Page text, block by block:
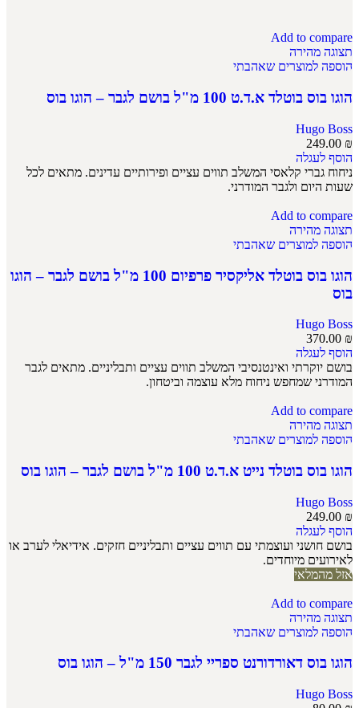
Add to compare
תצוגה מהירה
הוספה למוצרים שאהבתי
הוגו בוס בוטלד א.ד.ט 100 מ"ל בושם לגבר – הוגו בוס
Hugo Boss
249.00 ₪
הוסף לעגלה
ניחוח גברי קלאסי המשלב תווים עציים ופירותיים עדינים. מתאים לכל
שעות היום ולגבר המודרני.
Add to compare
תצוגה מהירה
הוספה למוצרים שאהבתי
הוגו בוס בוטלד אליקסיר פרפיום 100 מ"ל בושם לגבר – הוגו
בוס
Hugo Boss
370.00 ₪
הוסף לעגלה
בושם יוקרתי ואינטנסיבי המשלב תווים עציים ותבליניים. מתאים לגבר
המודרני שמחפש ניחוח מלא עוצמה וביטחון.
Add to compare
תצוגה מהירה
הוספה למוצרים שאהבתי
הוגו בוס בוטלד נייט א.ד.ט 100 מ"ל בושם לגבר – הוגו בוס
Hugo Boss
249.00 ₪
הוסף לעגלה
בושם חושני ועוצמתי עם תווים עציים ותבליניים חזקים. אידיאלי לערב או
לאירועים מיוחדים.
אזל מהמלאי
Add to compare
תצוגה מהירה
הוספה למוצרים שאהבתי
הוגו בוס דאורדורנט ספריי לגבר 150 מ"ל – הוגו בוס
Hugo Boss